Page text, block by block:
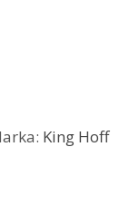
King Hoff